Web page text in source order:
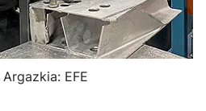
EFE